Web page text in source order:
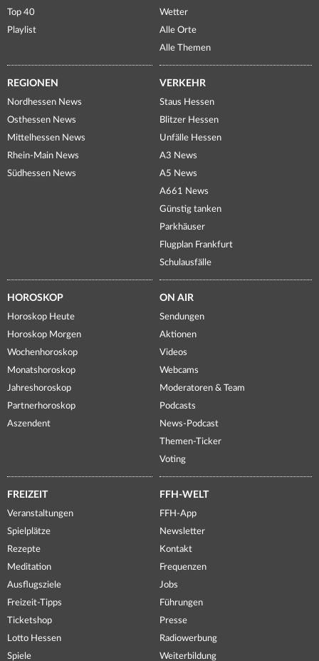
Top 40
Playlist
Wetter
Alle Orte
Alle Themen
REGIONEN
Nordhessen News
Osthessen News
Mittelhessen News
Rhein-Main News
Südhessen News
VERKEHR
Staus Hessen
Blitzer Hessen
Unfälle Hessen
A3 News
A5 News
A661 News
Günstig tanken
Parkhäuser
Flugplan Frankfurt
Schulausfälle
HOROSKOP
Horoskop Heute
Horoskop Morgen
Wochenhoroskop
Monatshoroskop
Jahreshoroskop
Partnerhoroskop
Aszendent
ON AIR
Sendungen
Aktionen
Videos
Webcams
Moderatoren & Team
Podcasts
News-Podcast
Themen-Ticker
Voting
FREIZEIT
Veranstaltungen
Spielplätze
Rezepte
Meditation
Ausflugsziele
Freizeit-Tipps
Ticketshop
Lotto Hessen
Spiele
FFH-WELT
FFH-App
Newsletter
Kontakt
Frequenzen
Jobs
Führungen
Presse
Radiowerbung
Weiterbildung